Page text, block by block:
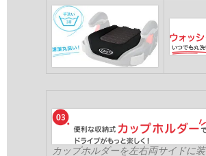
カップホルダーを左右両サイドに装